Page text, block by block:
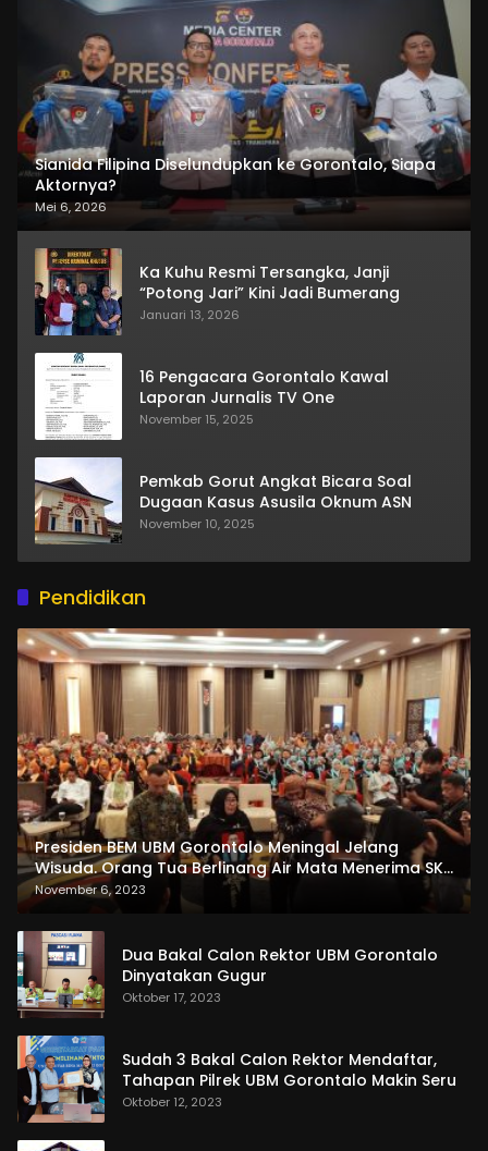
Sianida Filipina Diselundupkan ke Gorontalo, Siapa
Aktornya?
Mei 6, 2026
Ka Kuhu Resmi Tersangka, Janji
“Potong Jari” Kini Jadi Bumerang
Januari 13, 2026
16 Pengacara Gorontalo Kawal
Laporan Jurnalis TV One
November 15, 2025
Pemkab Gorut Angkat Bicara Soal
Dugaan Kasus Asusila Oknum ASN
November 10, 2025
Pendidikan
Presiden BEM UBM Gorontalo Meningal Jelang
Wisuda. Orang Tua Berlinang Air Mata Menerima SKL
dan Pemasangan Salempang
November 6, 2023
Dua Bakal Calon Rektor UBM Gorontalo
Dinyatakan Gugur
Oktober 17, 2023
Sudah 3 Bakal Calon Rektor Mendaftar,
Tahapan Pilrek UBM Gorontalo Makin Seru
Oktober 12, 2023